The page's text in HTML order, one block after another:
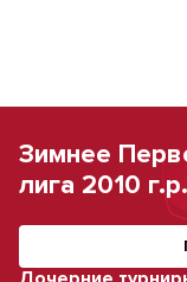
Зимнее
лига 2010 г.р.